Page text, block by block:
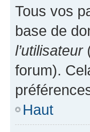
Tous vos
base de
l’utilisateur
forum).
Haut